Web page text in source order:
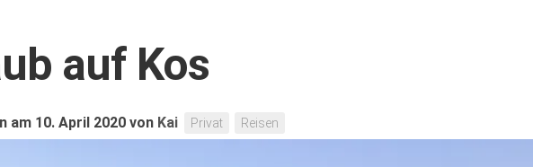
auf Kos
am 10. April 2020 von Kai Privat Reisen